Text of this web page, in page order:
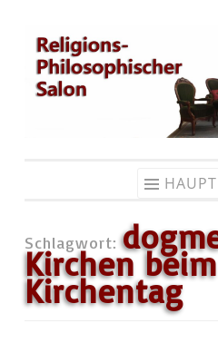
Zum
Inhalt
springen
Schlagwort:
Kirchen beim
Kirchentag